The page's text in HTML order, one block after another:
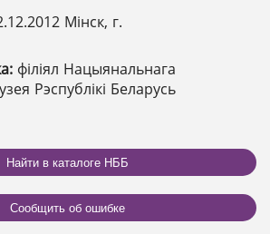
Мінск, г.
філіял Нацыянальнага
Рэспублікі Беларусь
Найти в каталоге НББ
Сообщить об ошибке